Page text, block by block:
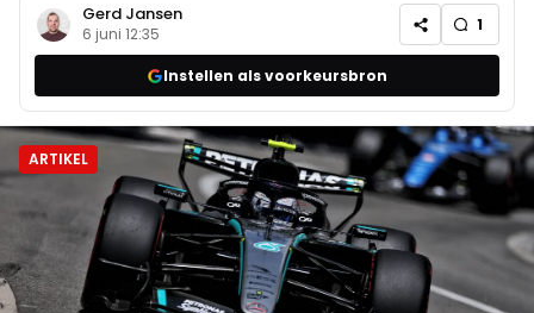
Gerd Jansen
6 juni 12:35 1
Instellen als voorkeursbron
ARTIKEL